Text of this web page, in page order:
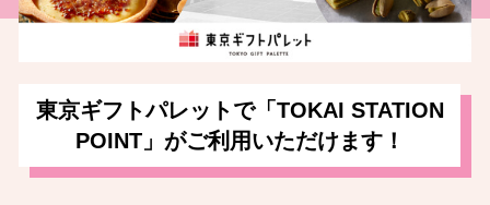
東京ギフトパレットで「TOKAI STATION
POINT」がご利用いただけます！